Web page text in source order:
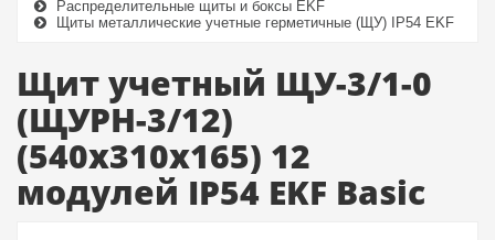
Распределительные щиты и боксы EKF
Щиты металлические учетные герметичные (ЩУ) IP54 EKF
Щит учетный ЩУ-3/1-0
(ЩУРН-3/12)
(540x310x165) 12
модулей IP54 EKF Basic